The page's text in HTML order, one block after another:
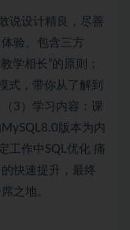
说设计精良，尽善
验。包含三方
学相长”的原则；
式，带你从了解到
3）学习内容：课
版本为内
工作中SQL优化 痛
快速提升，最终
之地。